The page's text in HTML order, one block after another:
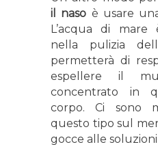
il naso è usare
L’acqua di
nella pulizia
permetterà di
espellere il
concentrato in
corpo. Ci sono
questo tipo sul
gocce alle soluzioni